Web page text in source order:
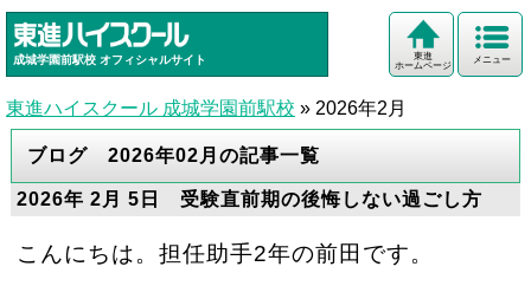
成城学園前駅校 オフィシャルサイト メニュー
東進
ホームページ
東進ハイスクール 成城学園前駅校 » 2026年2月
ブログ 2026年02月の記事一覧
2026年 2月 5日 受験直前期の後悔しない過ごし方
こんにちは。担任助手2年の前田です。